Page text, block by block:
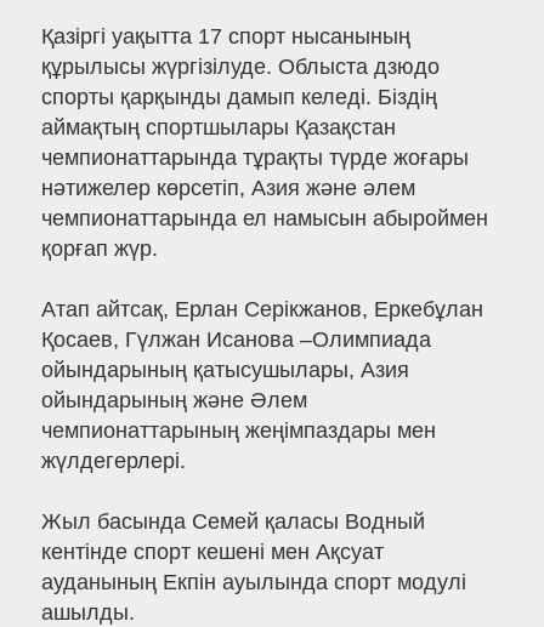
Қазіргі уақытта 17 спорт нысанының
құрылысы жүргізілуде. Облыста дзюдо
спорты қарқынды дамып келеді. Біздің
аймақтың спортшылары Қазақстан
чемпионаттарында тұрақты түрде жоғары
нәтижелер көрсетіп, Азия және әлем
чемпионаттарында ел намысын абыроймен
қорғап жүр.
Атап айтсақ, Ерлан Серікжанов, Еркебұлан
Қосаев, Гүлжан Исанова –Олимпиада
ойындарының қатысушылары, Азия
ойындарының және Әлем
чемпионаттарының жеңімпаздары мен
жүлдегерлері.
Жыл басында Семей қаласы Водный
кентінде спорт кешені мен Ақсуат
ауданының Екпін ауылында спорт модулі
ашылды.